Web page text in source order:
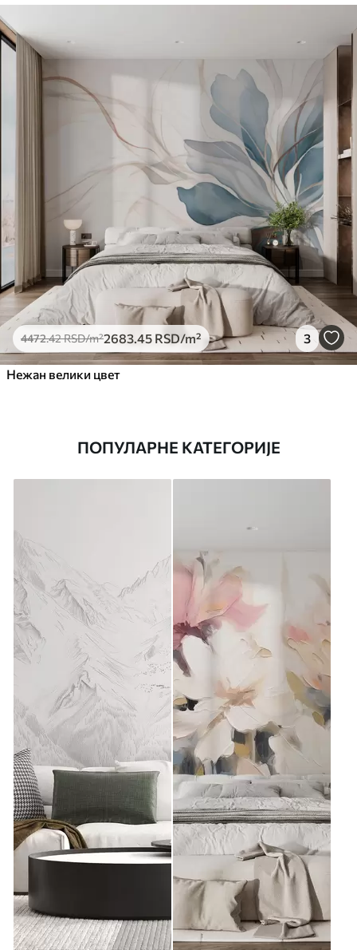
4472.42RSD/m²2683.45 RSD/m² 3
Нежан велики цвет
ПОПУЛАРНЕ КАТЕГОРИЈЕ